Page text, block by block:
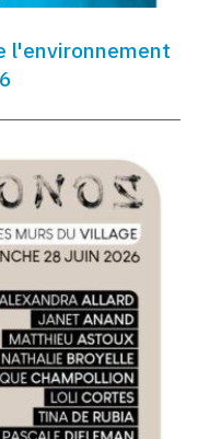
l'environnement